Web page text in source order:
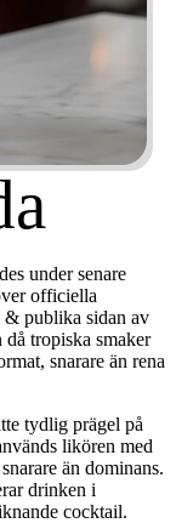
under senare
officiella
& publika sidan av
tropiska smaker
snarare än rena
tydlig prägel på
likören med
än dominans.
drinken i
cocktail.